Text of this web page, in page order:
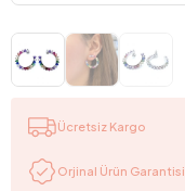
Ücretsiz Kargo
Orjinal Ürün Garantisi